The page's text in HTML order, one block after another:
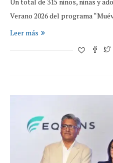
Un total de 315 niños, niñas y
Verano 2026 del programa
Leer más